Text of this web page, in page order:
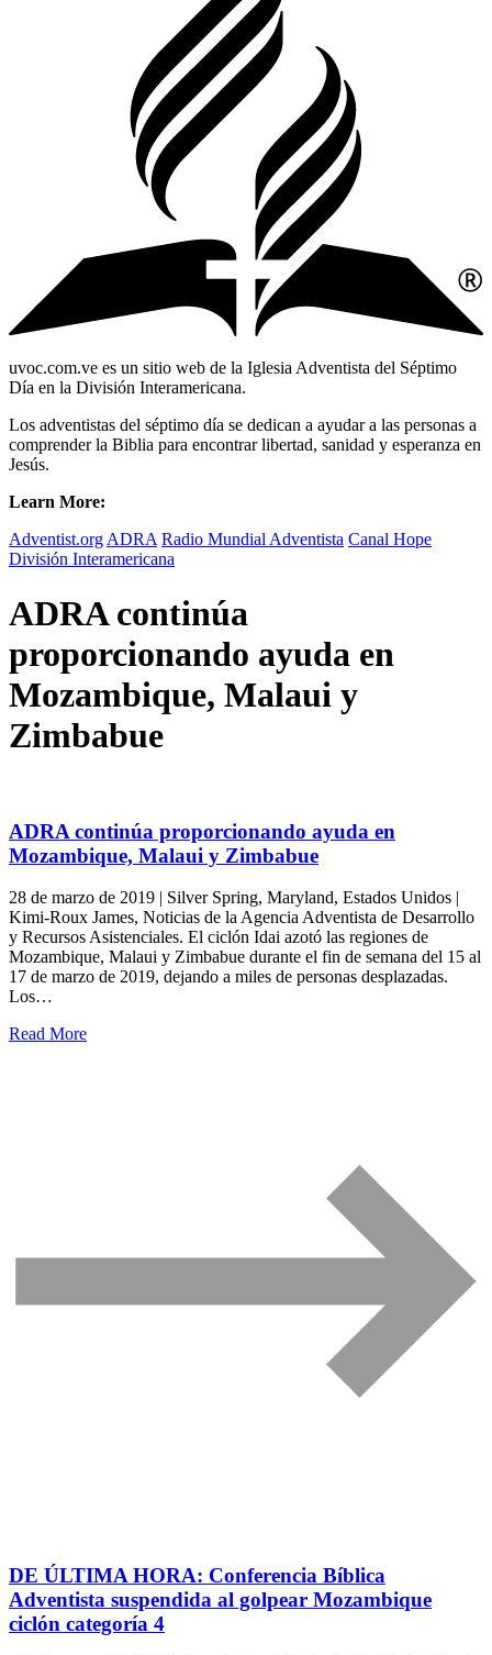
uvoc.com.ve es un sitio web de la Iglesia Adventista del Séptimo
Día en la División Interamericana.
Los adventistas del séptimo día se dedican a ayudar a las personas a
comprender la Biblia para encontrar libertad, sanidad y esperanza en
Jesús.
Learn More:
Adventist.org ADRA Radio Mundial Adventista Canal Hope
División Interamericana
ADRA continúa
proporcionando ayuda en
Mozambique, Malaui y
Zimbabue
ADRA continúa proporcionando ayuda en
Mozambique, Malaui y Zimbabue
28 de marzo de 2019 | Silver Spring, Maryland, Estados Unidos |
Kimi-Roux James, Noticias de la Agencia Adventista de Desarrollo
y Recursos Asistenciales. El ciclón Idai azotó las regiones de
Mozambique, Malaui y Zimbabue durante el fin de semana del 15 al
17 de marzo de 2019, dejando a miles de personas desplazadas.
Los…
Read More
DE ÚLTIMA HORA: Conferencia Bíblica
Adventista suspendida al golpear Mozambique
ciclón categoría 4